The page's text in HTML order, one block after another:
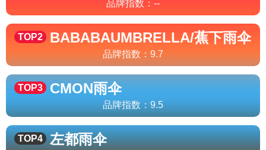
品牌指数： --
TOP2 BABABAUMBRELLA/蕉下雨伞
品牌指数： 9.7
TOP3 CMON雨伞
品牌指数： 9.5
TOP4 左都雨伞